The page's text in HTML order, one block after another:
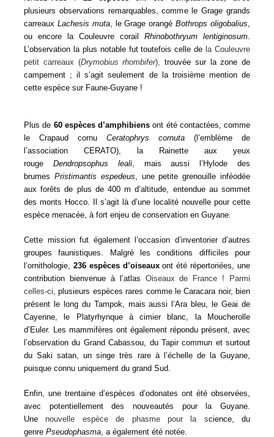
plusieurs observations remarquables, comme le Grage grands
carreaux Lachesis muta, le Grage orangéBothrops oligobalius
ou encore la Couleuvre corail Rhinobothryum lentiginosum
L’observation la plus notable fut toutefois celle de la Couleuvre
petit carreaux (Drymobius rhombifer), trouvée sur la zone de
campement ; il s’agit seulement de la troisième mention de
cette espèce sur Faune-Guyane !
Plus de 60 espèces d’amphibiens ont été contactées, comme
le Crapaud cornu Ceratophrys cornuta (l’emblème de
l’association CERATO), la Rainette aux yeux
rouge Dendropsophus leali, mais aussi l’Hylode des
brumes Pristimantis espedeus , une petite grenouille inféodée
aux forêts de plus de 400 m d’altitude, entendue au sommet
des monts Hocco. Il s’agit là d’une localité nouvelle pour cette
espèce menacée, à fort enjeu de conservation en Guyane.
Cette mission fut également l’occasion d’inventorier d’autres
groupes faunistiques. Malgré les conditions difficiles pour
l’ornithologie, 236 espèces d’oiseauxont été répertoriées, une
contribution bienvenue à l’atlas Oiseaux de France ! Parmi
celles-ci , plusieurs espèces rares comme le Caracara noir, bien
présent le long du Tampok, mais aussi l’Ara bleu, le Geai de
Cayenne, le Platyrhynque à cimier blanc, la Moucherolle
d’Euler. Les mammifères ont également répondu présent, avec
l’observation du Grand Cabassou, du Tapir commun et surtout
du Saki satan, un singe très rare à l’échelle de la Guyane,
puisque connu uniquement du grand Sud.
Enfin, une trentaine d’espèces d’odonates ont été observées,
avec potentiellement des nouveautés pour la Guyane.
Unenouvelle espèce de phasme pour la science, du
genre Pseudophasma , a également été notée.